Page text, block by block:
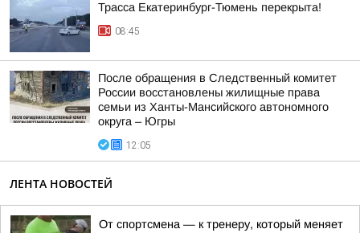
Трасса Екатеринбург-Тюмень перекрыта!
08:45
После обращения в Следственный комитет
России восстановлены жилищные права
семьи из Ханты-Мансийского автономного
округа – Югры
12:05
ЛЕНТА НОВОСТЕЙ
От спортсмена — к тренеру, который меняет